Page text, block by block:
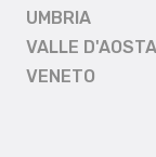
UMBRIA
VALLE D'AOSTA
VENETO